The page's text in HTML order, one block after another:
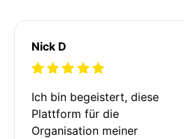
Nick D
Ich bin begeistert, diese
Plattform für die
Organisation meiner